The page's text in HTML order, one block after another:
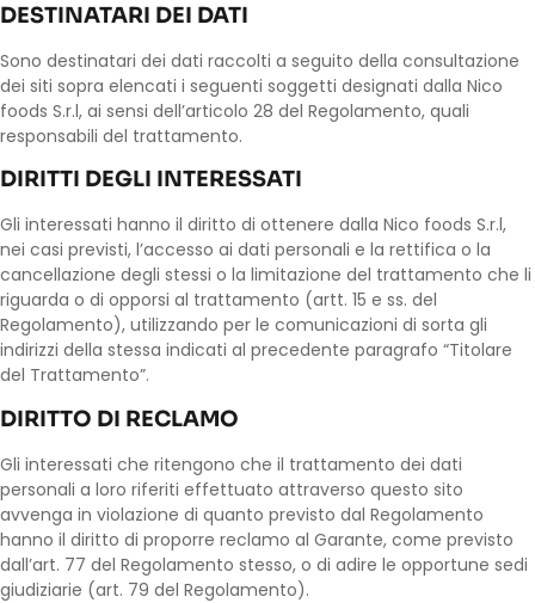
DESTINATARI DEI DATI
Sono destinatari dei dati raccolti a seguito della consultazione
dei siti sopra elencati i seguenti soggetti designati dalla Nico
foods S.r.l, ai sensi dell’articolo 28 del Regolamento, quali
responsabili del trattamento.
DIRITTI DEGLI INTERESSATI
Gli interessati hanno il diritto di ottenere dalla Nico foods S.r.l,
nei casi previsti, l’accesso ai dati personali e la rettifica o la
cancellazione degli stessi o la limitazione del trattamento che li
riguarda o di opporsi al trattamento (artt. 15 e ss. del
Regolamento), utilizzando per le comunicazioni di sorta gli
indirizzi della stessa indicati al precedente paragrafo “Titolare
del Trattamento”.
DIRITTO DI RECLAMO
Gli interessati che ritengono che il trattamento dei dati
personali a loro riferiti effettuato attraverso questo sito
avvenga in violazione di quanto previsto dal Regolamento
hanno il diritto di proporre reclamo al Garante, come previsto
dall’art. 77 del Regolamento stesso, o di adire le opportune sedi
giudiziarie (art. 79 del Regolamento).